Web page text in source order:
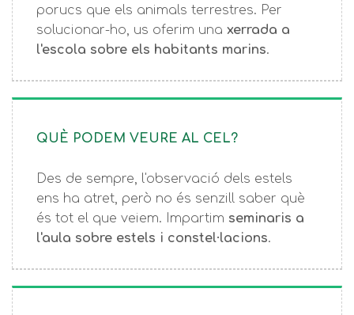
porucs que els animals terrestres. Per
solucionar-ho, us oferim una xerrada a
l'escola sobre els habitants marins.
QUÈ PODEM VEURE AL CEL?
Des de sempre, l'observació dels estels
ens ha atret, però no és senzill saber què
és tot el que veiem. Impartim seminaris a
l'aula sobre estels i constel·lacions.